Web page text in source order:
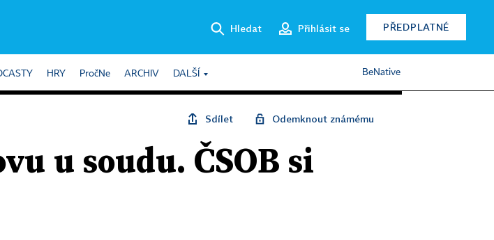
Hledat Přihlásit se PŘEDPLATNÉ
HRY PročNe ARCHIV DALŠÍ BeNative
Sdílet Odemknout známému
u soudu. ČSOB si